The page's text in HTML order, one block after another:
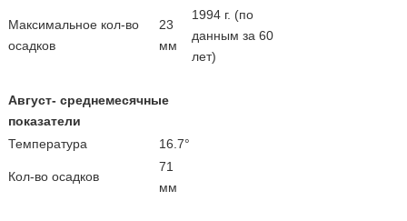
Максимальное кол-во
осадков
23
мм
1994 г. (по
данным за 60
лет)
Август- среднемесячные
показатели
Температура
16.7°
Кол-во осадков
71
мм